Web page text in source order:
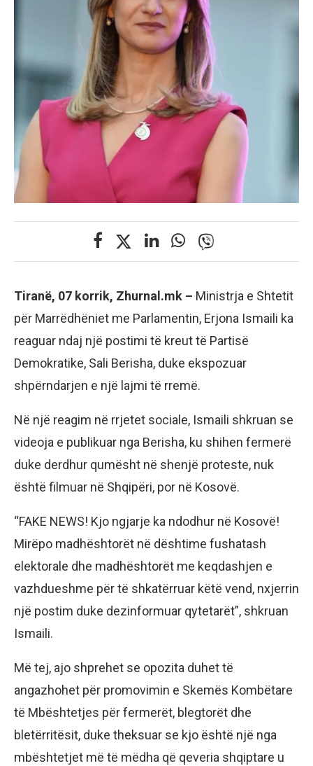
Tiranë, 07 korrik, Zhurnal.mk – Ministrja e Shtetit
për Marrëdhëniet me Parlamentin, Erjona Ismaili ka
reaguar ndaj një postimi të kreut të Partisë
Demokratike, Sali Berisha, duke ekspozuar
shpërndarjen e një lajmi të rremë.
Në një reagim në rrjetet sociale, Ismaili shkruan se
videoja e publikuar nga Berisha, ku shihen fermerë
duke derdhur qumësht në shenjë proteste, nuk
është filmuar në Shqipëri, por në Kosovë.
“FAKE NEWS! Kjo ngjarje ka ndodhur në Kosovë!
Mirëpo madhështorët në dështime fushatash
elektorale dhe madhështorët me keqdashjen e
vazhdueshme për të shkatërruar këtë vend, nxjerrin
një postim duke dezinformuar qytetarët”, shkruan
Ismaili.
Më tej, ajo shprehet se opozita duhet të
angazhohet për promovimin e Skemës Kombëtare
të Mbështetjes për fermerët, blegtorët dhe
bletërritësit, duke theksuar se kjo është një nga
mbështetjet më të mëdha që qeveria shqiptare u